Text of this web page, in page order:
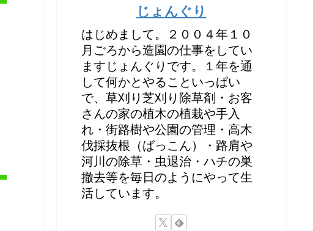
じょんぐり
はじめまして。２００４年１０
月ごろから造園の仕事をしてい
ますじょんぐりです。１年を通
して何かとやることいっぱい
で、草刈り芝刈り除草剤・お客
さんの家の植木の植栽や手入
れ・街路樹や公園の管理・高木
伐採抜根（ばっこん）・路肩や
河川の除草・虫退治・ハチの巣
撤去等を毎日のようにやって生
活しています。